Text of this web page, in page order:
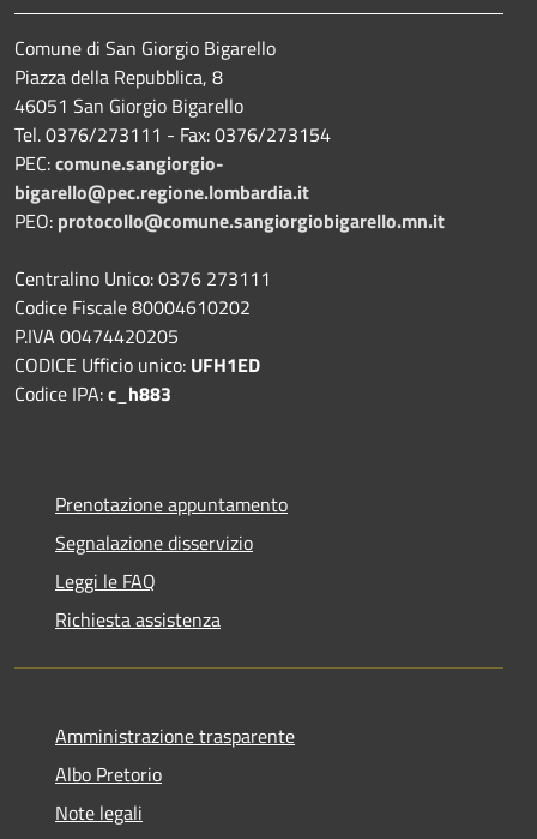
Comune di San Giorgio Bigarello
Piazza della Repubblica, 8
46051 San Giorgio Bigarello
Tel. 0376/273111 - Fax: 0376/273154
PEC:comune.sangiorgio-
bigarello@pec.regione.lombardia.it
PEO: protocollo@comune.sangiorgiobigarello.mn.it
Centralino Unico: 0376 273111
Codice Fiscale 80004610202
P.IVA 00474420205
CODICE Ufficio unico: UFH1ED
Codice IPA:c_h883
Prenotazione appuntamento
Segnalazione disservizio
Leggi le FAQ
Richiesta assistenza
Amministrazione trasparente
Albo Pretorio
Note legali